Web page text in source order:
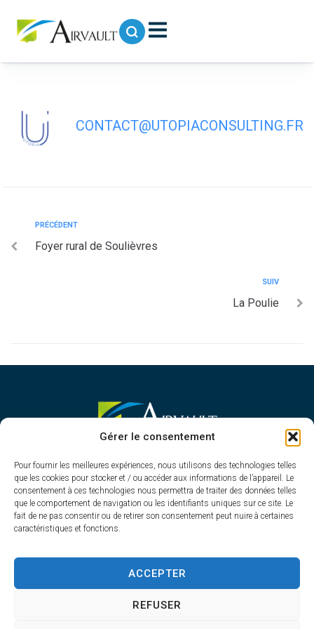
Gérer le consentement
Pour fournir les meilleures expériences, nous utilisons des technologies telles
que les cookies pour stocker et / ou accéder aux informations de l’appareil. Le
consentement à ces technologies nous permettra de traiter des données telles
que le comportement de navigation ou les identifiants uniques sur ce site. Le
fait de ne pas consentir ou de retirer son consentement peut nuire à certaines
caractéristiques et fonctions.
ACCEPTER
REFUSER
Association des Commerçants du
CONTACT@UTOPIACONSULTING.FR
PRÉCÉDENT
Foyer rural de Soulièvres
SUIV
La Poulie
MAIRIE D'AIRVAULT
1 Rue Constant Balquet,
79600 Airvault
05 49 64 70 13
Contacter la mairie
Du lundi au vendredi
de 8h30 à 12h30 et de 13h45 à 17h30